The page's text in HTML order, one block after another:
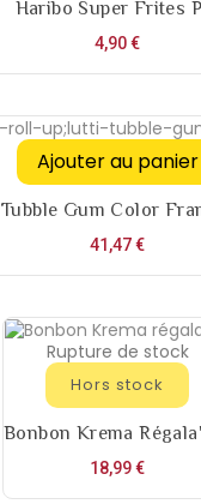
Haribo Super Frites
4,90 €Prix
Ajouter au panier
Tubble Gum Color
41,47 €Prix
Rupture de stock
Hors stock
Bonbon Krema
18,99 €Prix